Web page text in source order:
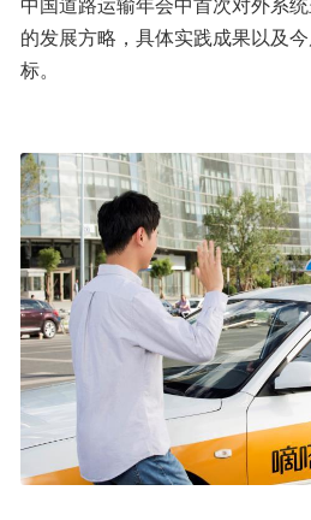
的发展方略，具体实践成果以及
标。